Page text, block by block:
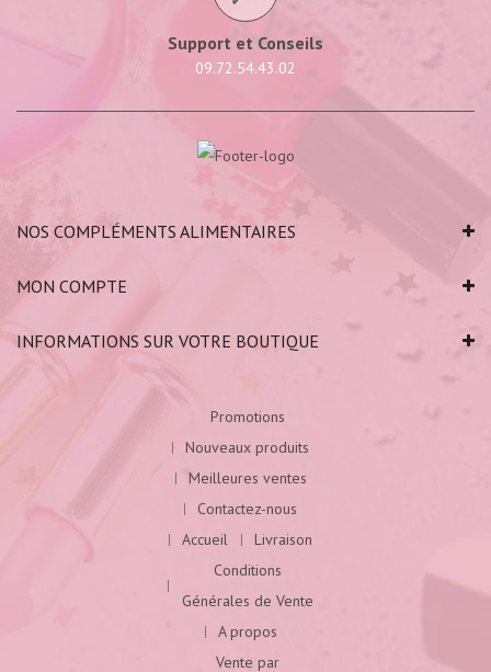
Support et Conseils
09.72.54.43.02
NOS COMPLÉMENTS ALIMENTAIRES
MON COMPTE
INFORMATIONS SUR VOTRE BOUTIQUE
Promotions
Nouveaux produits
Meilleures ventes
Contactez-nous
Accueil
Livraison
Conditions
Générales de Vente
A propos
Vente par